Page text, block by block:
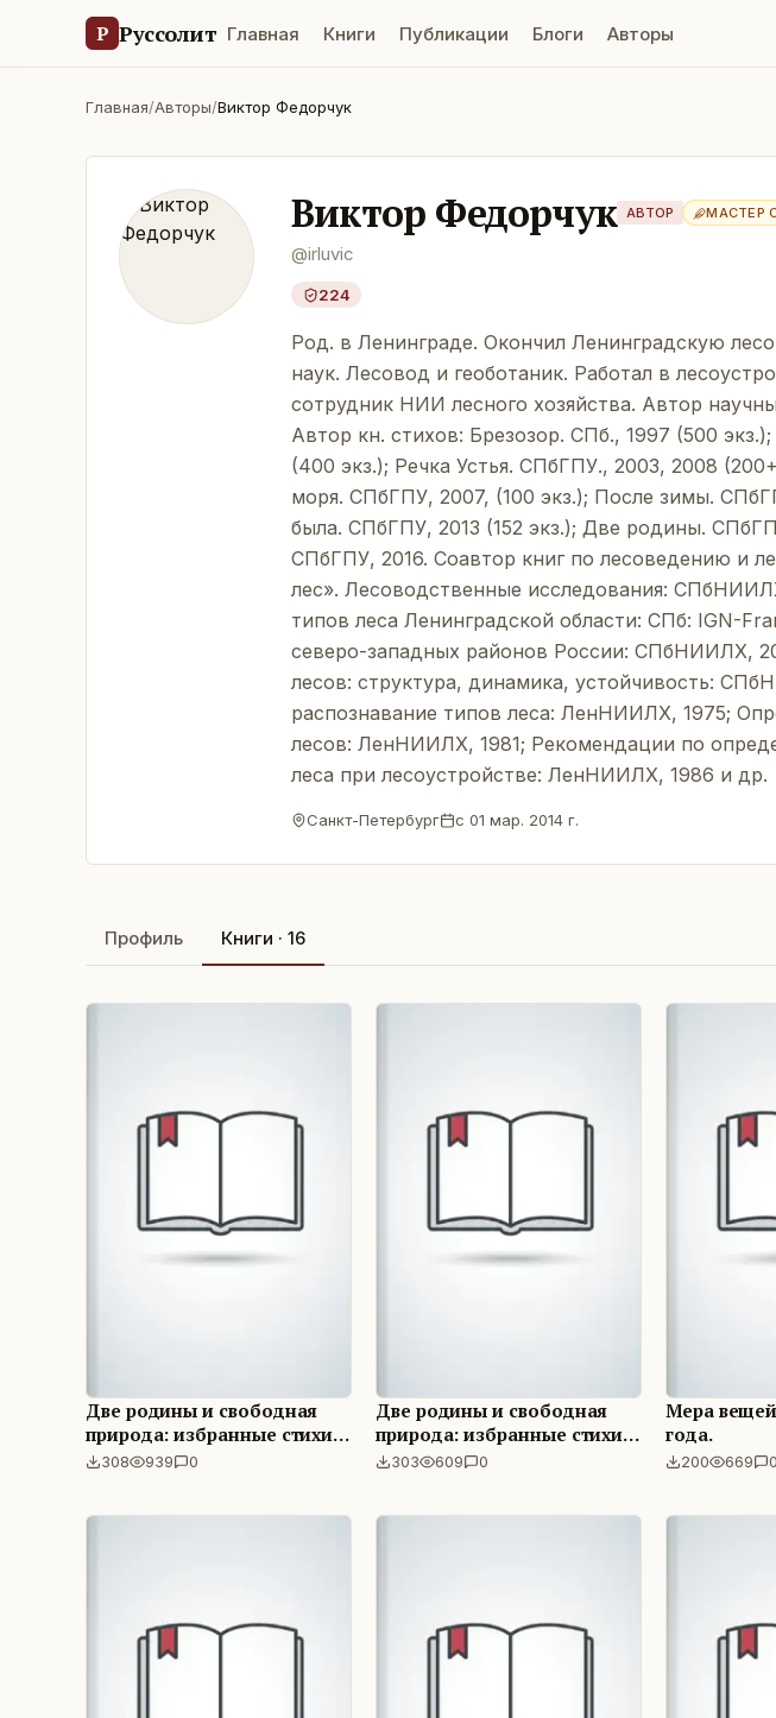
Р Руссолит Главная Книги Публикации Блоги Авторы
Главная/Авторы/Виктор Федорчук
Виктор Федорчук АВТОР МАСТЕР
@irluvic
224
Род. в Ленинграде. Окончил Ленинградскую
наук. Лесовод и геоботаник. Работал в
сотрудник НИИ лесного хозяйства. Автор
Автор кн. стихов: Брезозор. СПб., 1997 (500
(400 экз.); Речка Устья. СПбГПУ., 2003, 2008
моря. СПбГПУ, 2007, (100 экз.); После зимы.
была. СПбГПУ, 2013 (152 экз.); Две родины.
СПбГПУ, 2016. Соавтор книг по лесоведению и
лес». Лесоводственные исследования:
типов леса Ленинградской области: СПб: IGN-
северо-западных районов России: СПбНИИЛХ,
лесов: структура, динамика, устойчивость:
распознавание типов леса: ЛенНИИЛХ, 1975;
лесов: ЛенНИИЛХ, 1981; Рекомендации по
леса при лесоустройстве: ЛенНИИЛХ, 1986 и др.
Санкт-Петербург с 01 мар. 2014 г.
Профиль Книги · 16
Две родины и свободная
природа: избранные стихи,
пьеса
308 939 0
Две родины и свободная
природа: избранные стихи,
пьеса
303 609 0
Мера
года.
200 669 0